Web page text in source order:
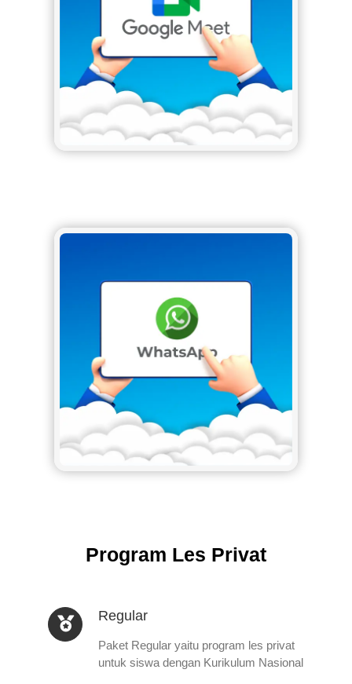
Program Les Privat
Regular
Paket Regular yaitu program les privat
untuk siswa dengan Kurikulum Nasional